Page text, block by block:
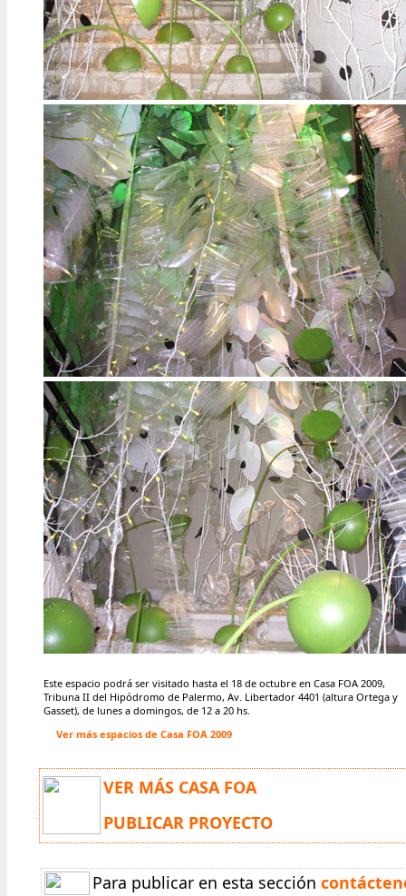
Este espacio podrá ser visitado hasta el 18 de octubre en Casa FOA 2009,
Tribuna II del Hipódromo de Palermo, Av. Libertador 4401 (altura Ortega y
Gasset), de lunes a domingos, de 12 a 20 hs.
Ver más espacios de Casa FOA 2009
VER MÁS CASA FOA
PUBLICAR PROYECTO
Para publicar en esta sección